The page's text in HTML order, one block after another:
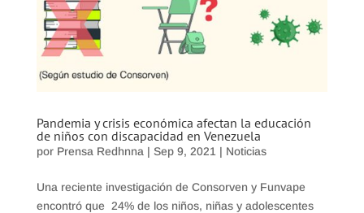
Pandemia y crisis económica afectan la educación
de niños con discapacidad en Venezuela
por Prensa Redhnna | Sep 9, 2021 | Noticias
Una reciente investigación de Consorven y Funvape
encontró que 24% de los niños, niñas y adolescentes